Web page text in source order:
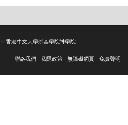
香港中文大學崇基學院神學院
免責聲明
無障礙網頁
私隱政策
聯絡我們